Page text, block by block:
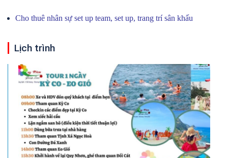
Cho thuê nhân sự set up team, set up, trang trí sân khấu
Lịch trình